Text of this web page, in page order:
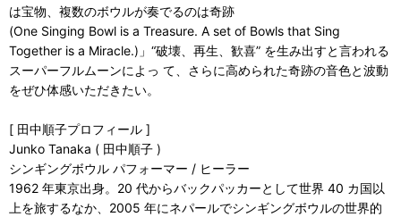
は宝物、複数のボウルが奏でるのは奇跡
(One Singing Bowl is a Treasure. A set of Bowls that Sing
Together is a Miracle.)」“破壊、再生、歓喜” を生み出すと言われる
スーパーフルムーンによっ て、さらに高められた奇跡の音色と波動
をぜひ体感いただきたい。
[ 田中順子プロフィール ]
Junko Tanaka ( 田中順子 )
シンギングボウル パフォーマー / ヒーラー
1962 年東京出身。20 代からバックパッカーとして世界 40 カ国以
上を旅するなか、2005 年にネパールでシンギングボウルの世界的